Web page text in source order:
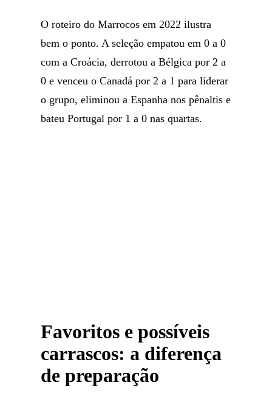
O roteiro do Marrocos em 2022 ilustra
bem o ponto. A seleção empatou em 0 a 0
com a Croácia, derrotou a Bélgica por 2 a
0 e venceu o Canadá por 2 a 1 para liderar
o grupo, eliminou a Espanha nos pênaltis e
bateu Portugal por 1 a 0 nas quartas.
Favoritos e possíveis
carrascos: a diferença
de preparação